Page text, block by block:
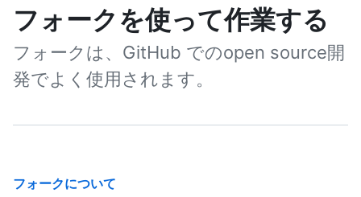
フォークを使って作業する
フォークは、GitHub でのopen source開
発でよく使用されます。
フォークについて